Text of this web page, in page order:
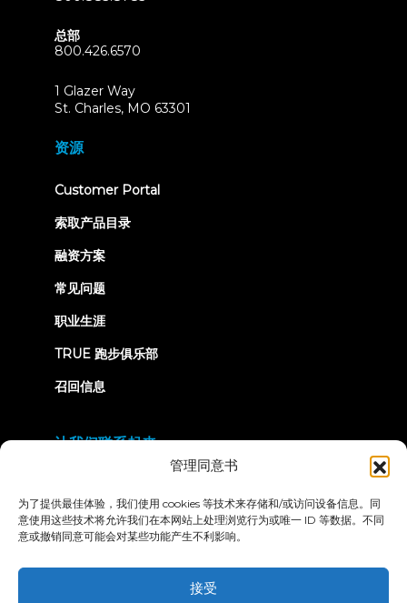
管理同意书
为了提供最佳体验，我们使用 cookies 等技术来存储和/或访问设备信息。同
意使用这些技术将允许我们在本网站上处理浏览行为或唯一 ID 等数据。不同
意或撤销同意可能会对某些功能产生不利影响。
接受
总部
800.426.6570
1 Glazer Way
St. Charles, MO 63301
资源
Customer Portal(opens
索取产品目录
融资方案
常见问题
职业生涯
TRUE 跑步俱乐部
召回信息
让我们联系起来
隐私政策
条款和条件
无障碍声明